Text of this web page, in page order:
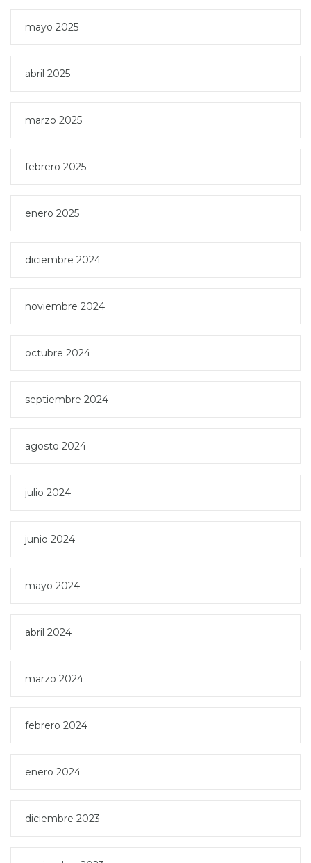
mayo 2025
abril 2025
marzo 2025
febrero 2025
enero 2025
diciembre 2024
noviembre 2024
octubre 2024
septiembre 2024
agosto 2024
julio 2024
junio 2024
mayo 2024
abril 2024
marzo 2024
febrero 2024
enero 2024
diciembre 2023